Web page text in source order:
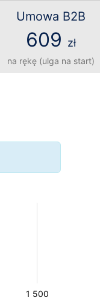
Umowa B2B
609 zł
na rękę (ulga na start)
1 500